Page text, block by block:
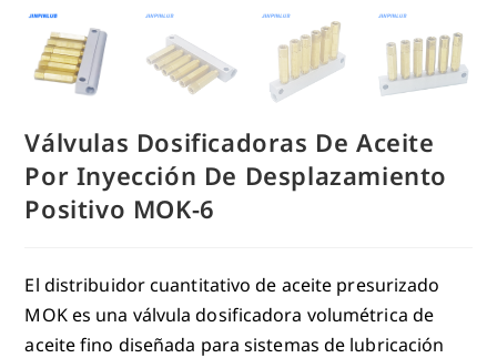
Válvulas Dosificadoras De Aceite
Por Inyección De Desplazamiento
Positivo MOK-6
El distribuidor cuantitativo de aceite presurizado
MOK es una válvula dosificadora volumétrica de
aceite fino diseñada para sistemas de lubricación